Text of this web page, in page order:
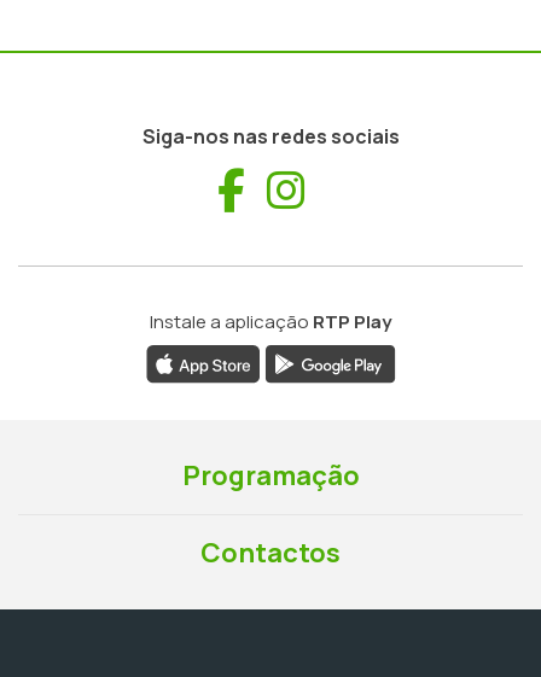
Siga-nos nas redes sociais
Facebook
Instale a aplicação RTP Play
Programação
Contactos